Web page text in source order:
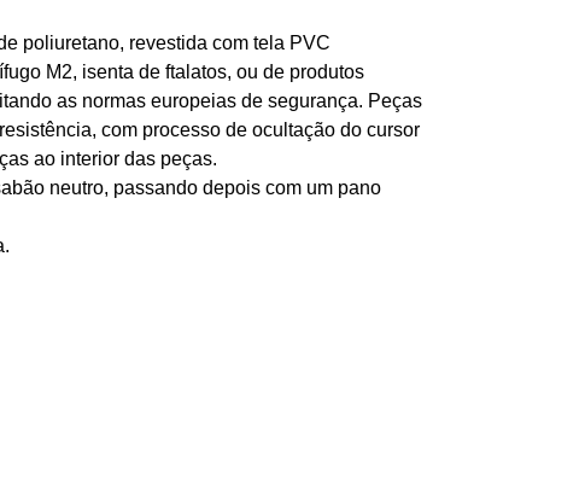
poliuretano, revestida com tela PVC
M2, isenta de ftalatos, ou de produtos
as normas europeias de segurança. Peças
com processo de ocultação do cursor
ao interior das peças.
neutro, passando depois com um pano